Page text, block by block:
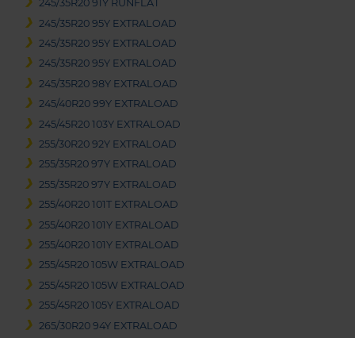
245/35R20 91Y RUNFLAT
245/35R20 95Y EXTRALOAD
245/35R20 95Y EXTRALOAD
245/35R20 95Y EXTRALOAD
245/35R20 98Y EXTRALOAD
245/40R20 99Y EXTRALOAD
245/45R20 103Y EXTRALOAD
255/30R20 92Y EXTRALOAD
255/35R20 97Y EXTRALOAD
255/35R20 97Y EXTRALOAD
255/40R20 101T EXTRALOAD
255/40R20 101Y EXTRALOAD
255/40R20 101Y EXTRALOAD
255/45R20 105W EXTRALOAD
255/45R20 105W EXTRALOAD
255/45R20 105Y EXTRALOAD
265/30R20 94Y EXTRALOAD